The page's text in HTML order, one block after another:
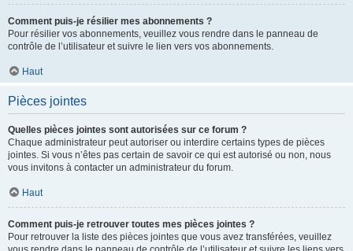
Comment puis-je résilier mes abonnements ?
Pour résilier vos abonnements, veuillez vous rendre dans le panneau de
contrôle de l’utilisateur et suivre le lien vers vos abonnements.
Haut
Pièces jointes
Quelles pièces jointes sont autorisées sur ce forum ?
Chaque administrateur peut autoriser ou interdire certains types de pièces
jointes. Si vous n’êtes pas certain de savoir ce qui est autorisé ou non, nous
vous invitons à contacter un administrateur du forum.
Haut
Comment puis-je retrouver toutes mes pièces jointes ?
Pour retrouver la liste des pièces jointes que vous avez transférées, veuillez